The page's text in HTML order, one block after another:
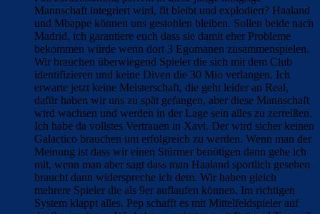
Mannschaft integriert wird, fit bleibt und explodiert? Haaland
und Mbappe können uns gestohlen bleiben. Sollen beide nach
Madrid, ich garantiere euch dass sie damit eher Probleme
bekommen würde wenn dort 3 Egomanen zusammenspielen.
Wir brauchen überwiegend Spieler die sich mit dem Club
identifizieren und keine Diven die 30 Mio verlangen. Ich
erwarte jetzt keine Meisterschaft, die geht leider an Real,
dafür haben wir uns zu spät gefangen, aber diese Mannschaft
wird wachsen und werden in der Lage sein alles zu zerreißen.
Ich habe da vollstes Vertrauen in Xavi. Der wird sicher keinen
Galactico brauchen um erfolgreich zu werden. Wenn man der
Meinung ist dass wir einen Stürmer benötigen dann gehe ich
mit, wenn man aber sagt dass man Haaland sportlich gesehen
braucht dann widerspreche ich dem. Wir haben gleich
mehrere Spieler die als 9er auflaufen können. Im richtigen
System klappt alles. Pep schafft es mit Mittelfeldspieler auf